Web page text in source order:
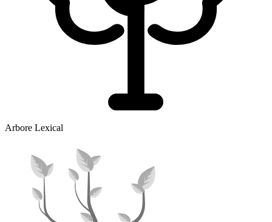
Arbore Lexical